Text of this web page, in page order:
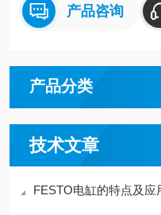
产品咨询
产品分类
技术文章
FESTO电缸的特点及应